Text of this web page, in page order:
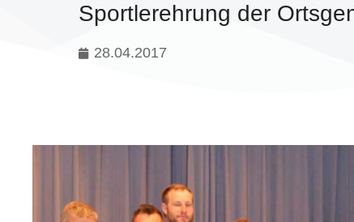
Sportlerehrung der
28.04.2017